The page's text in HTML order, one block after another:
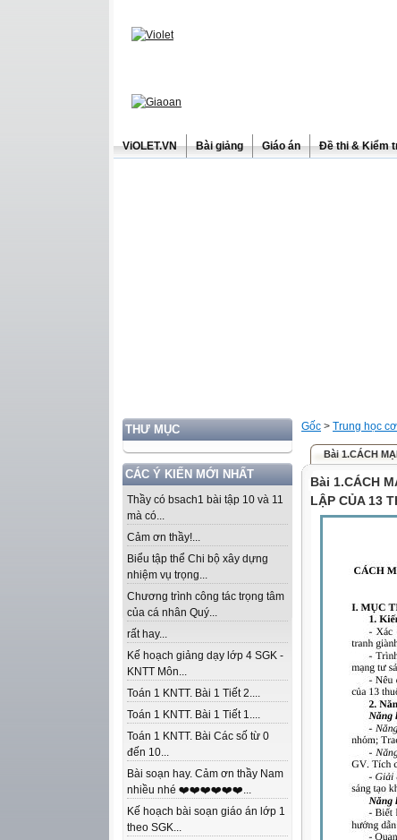
ViOLET.VN Bài giảng Giáo án Đề thi & Kiểm
THƯ MỤC
CÁC Ý KIẾN MỚI NHẤT
Thầy có bsach1 bài tập 10 và 11
mà có...
Cảm ơn thầy!...
Biểu tập thể Chi bộ xây dựng
nhiệm vụ trọng...
Chương trình công tác trọng tâm
của cá nhân Quý...
rất hay...
Kế hoạch giảng dạy lớp 4 SGK -
KNTT Môn...
Toán 1 KNTT. Bài 1 Tiết 2....
Toán 1 KNTT. Bài 1 Tiết 1....
Toán 1 KNTT. Bài Các số từ 0
đến 10...
Bài soạn hay. Cảm ơn thầy Nam
nhiều nhé ❤️❤️❤️❤️❤️❤️...
Kế hoạch bài soạn giáo án lớp 1
theo SGK...
Gốc > Trung học
Bài 1.CÁCH
Bài 1.CÁCH
LẬP CỦA 13